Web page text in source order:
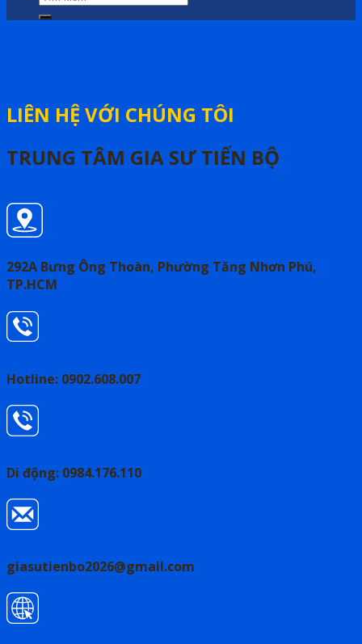
LIÊN HỆ VỚI CHÚNG TÔI
TRUNG TÂM GIA SƯ TIẾN BỘ
292A Bưng Ông Thoàn, Phường Tăng Nhơn Phú,
TP.HCM
Hotline: 0902.608.007
Di động: 0984.176.110
giasutienbo2026@gmail.com